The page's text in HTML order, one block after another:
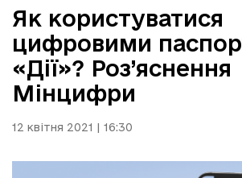
Як користуватися
цифровими
«Дії»? Роз’яснення
Мінцифри
12 квітня 2021 | 16:30